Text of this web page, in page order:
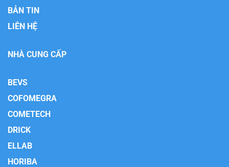
BẢN TIN
LIÊN HỆ
NHÀ CUNG CẤP
BEVS
COFOMEGRA
COMETECH
DRICK
ELLAB
HORIBA